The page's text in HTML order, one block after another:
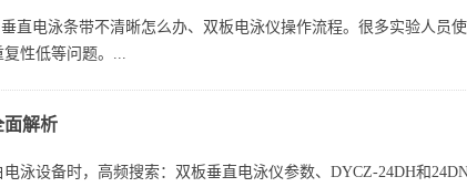
直电泳条带不清晰怎么办、双板电泳仪操作流程。很多实验人员
性低等问题。...
面解析
泳设备时，高频搜索：双板垂直电泳仪参数、DYCZ-24DH和